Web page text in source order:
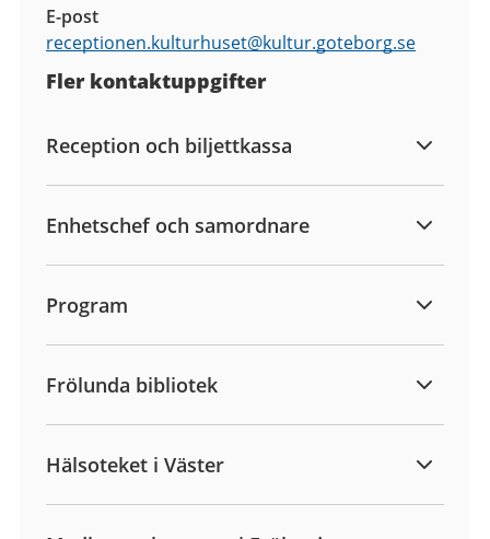
E-post
receptionen.kulturhuset@kultur.goteborg.se
Fler kontaktuppgifter
Reception och biljettkassa
Enhetschef och samordnare
Program
Frölunda bibliotek
Hälsoteket i Väster